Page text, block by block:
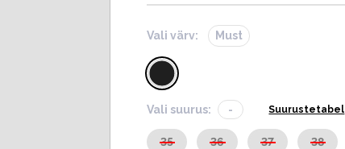
Vali värv: Must
Vali suurus: - Suurustetabel
35 36 37 38